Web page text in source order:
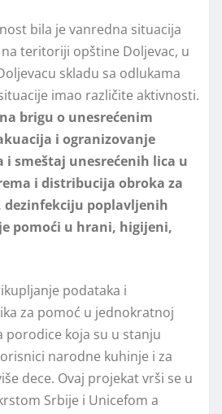
bila je vanredna situacija
teritoriji opštine Dolјevac, u
skladu sa odlukama
imao različite aktivnosti.
brigu o unesrećenim
i ogranizovanje
smeštaj unesrećenih lica u
i distribucija obroka za
poplavlјenih
pomoći u hrani, higijeni,
podataka i
za pomoć u jednokratnoj
porodice koja su u stanju
narodne kuhinje i za
dece. Ovaj projekat vrši se u
Srbije i Unicefom a